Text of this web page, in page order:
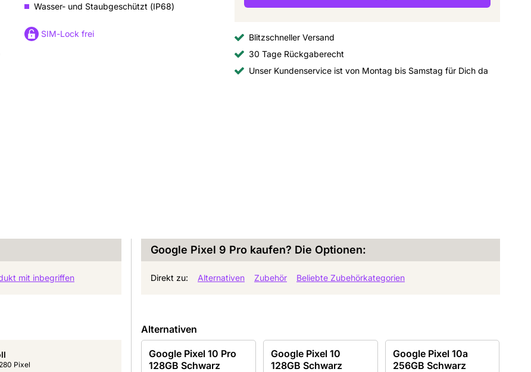
Wasser- und Staubgeschützt (IP68)
SIM-Lock frei
Blitzschneller Versand
30 Tage Rückgaberecht
Unser Kundenservice ist von Montag bis Samstag für Dich da
mit inbegriffen
Pixel
Google Pixel 9 Pro kaufen? Die Optionen:
Direkt zu: Alternativen Zubehör Beliebte Zubehörkategorien
Alternativen
Google Pixel 10 Pro
128GB Schwarz
Google Pixel 10
128GB Schwarz
Google Pixel 10a
256GB Schwarz